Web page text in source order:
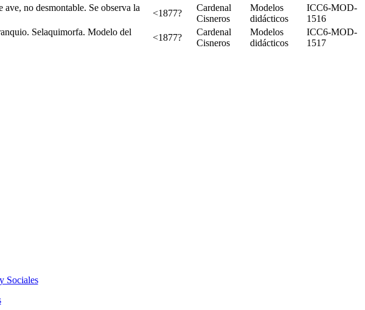
no desmontable. Se observa la
<1877?
Cardenal
Cisneros
Modelos
didácticos
ICC6-MOD-
1516
Selaquimorfa. Modelo del
<1877?
Cardenal
Cisneros
Modelos
didácticos
ICC6-MOD-
1517